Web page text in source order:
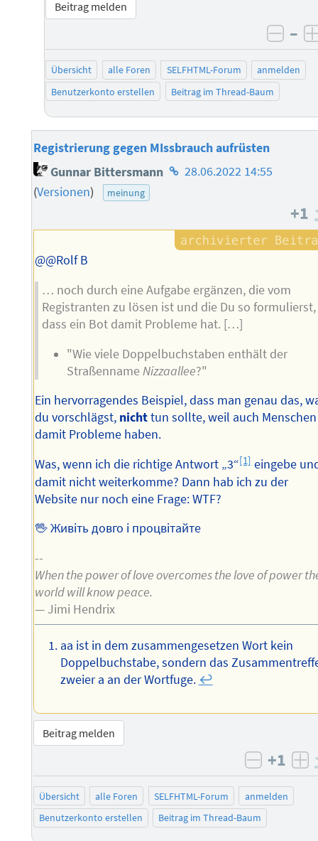
Beitrag melden
–
Übersicht alle Foren SELFHTML-Forum
anmelden
Benutzerkonto erstellen
Beitrag im Thread-Baum
Registrierung gegen MIssbrauch aufrüsten
Gunnar Bittersmann Homepage
28.06.2022 14:55
(Versionen) meinung
+1
@@Rolf B
… noch durch eine Aufgabe ergänzen, die vom
Registranten zu lösen ist und die Du so formulierst,
dass ein Bot damit Probleme hat. […]
"Wie viele Doppelbuchstaben enthält der
StraßennameNizzaallee?"
Ein hervorragendes Beispiel, dass man genau das,
du vorschlägst, nichttun sollte, weil auch Menschen
damit Probleme haben.
Was, wenn ich die richtige Antwort „3“[1]eingebe
damit nicht weiterkomme? Dann hab ich zu der
Website nur noch eine Frage: WTF?
🖖 Живіть довго і процвітайте
--
When the power of love overcomes the love of power
world will know peace.
— Jimi Hendrix
aa ist in dem zusammengesetzen Wort kein
Doppelbuchstabe, sondern das
zweier a an der Wortfuge. ↩︎
Beitrag melden
negativ
+1
Übersicht alle Foren SELFHTML-Forum
anmelden
Benutzerkonto erstellen
Beitrag im Thread-Baum